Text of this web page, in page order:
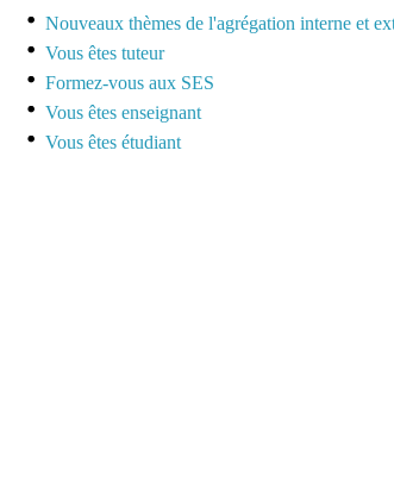
mutualiser et se
Nouveaux thèmes de l'agrégation interne et
Vous êtes tuteur
Formez-vous aux SES
Vous êtes enseignant
Vous êtes étudiant